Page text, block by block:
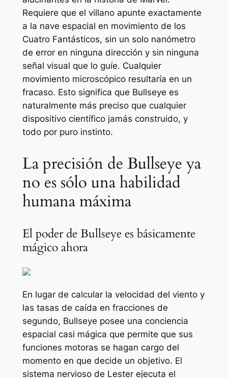
Requiere que el villano apunte exactamente
a la nave espacial en movimiento de los
Cuatro Fantásticos, sin un solo nanómetro
de error en ninguna dirección y sin ninguna
señal visual que lo guíe. Cualquier
movimiento microscópico resultaría en un
fracaso. Esto significa que Bullseye es
naturalmente más preciso que cualquier
dispositivo científico jamás construido, y
todo por puro instinto.
La precisión de Bullseye ya
no es sólo una habilidad
humana máxima
El poder de Bullseye es básicamente
mágico ahora
En lugar de calcular la velocidad del viento y
las tasas de caída en fracciones de
segundo, Bullseye posee una conciencia
espacial casi mágica que permite que sus
funciones motoras se hagan cargo del
momento en que decide un objetivo. El
sistema nervioso de Lester ejecuta el